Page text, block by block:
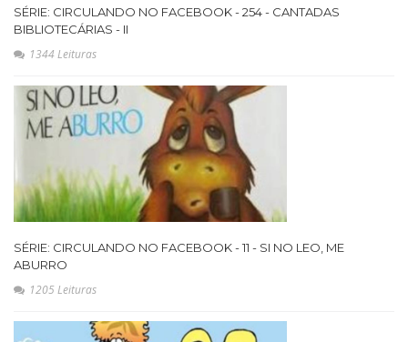
SÉRIE: CIRCULANDO NO FACEBOOK - 254 - CANTADAS
BIBLIOTECÁRIAS - II
1344 Leituras
SÉRIE: CIRCULANDO NO FACEBOOK - 11 - SI NO LEO, ME
ABURRO
1205 Leituras